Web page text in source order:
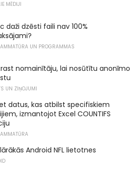
MĒDIJI
daži dzēsti faili nav 100%
UN PROGRAMMAS
nomainītāju, lai nosūtītu anonīmo
UN ZIŅOJUMI
datus, kas atbilst specifiskiem
izmantojot Excel COUNTIFS
Android NFL lietotnes